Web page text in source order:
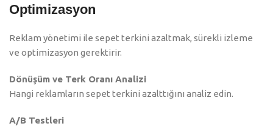
Optimizasyon
Reklam yönetimi ile sepet terkini azaltmak, sürekli izleme
ve optimizasyon gerektirir.
Dönüşüm ve Terk Oranı Analizi
Hangi reklamların sepet terkini azalttığını analiz edin.
A/B Testleri